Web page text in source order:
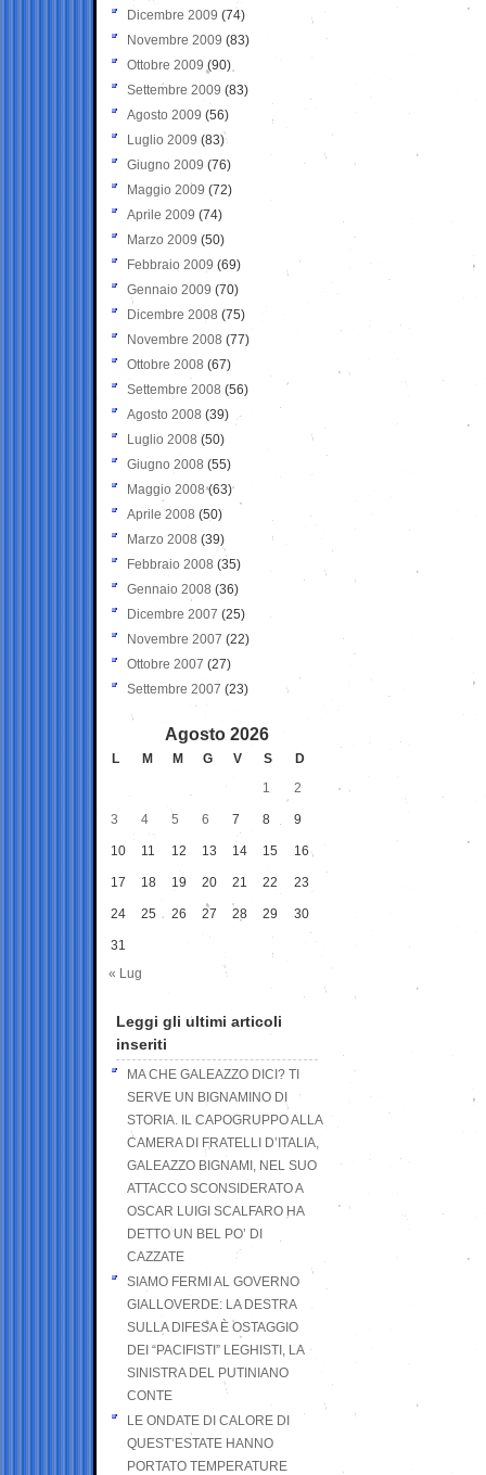
Dicembre 2009 (74)
Novembre 2009 (83)
Ottobre 2009 (90)
Settembre 2009 (83)
Agosto 2009 (56)
Luglio 2009 (83)
Giugno 2009 (76)
Maggio 2009 (72)
Aprile 2009 (74)
Marzo 2009 (50)
Febbraio 2009 (69)
Gennaio 2009 (70)
Dicembre 2008 (75)
Novembre 2008 (77)
Ottobre 2008 (67)
Settembre 2008 (56)
Agosto 2008 (39)
Luglio 2008 (50)
Giugno 2008 (55)
Maggio 2008(63)
Aprile 2008 (50)
Marzo 2008 (39)
Febbraio 2008 (35)
Gennaio 2008 (36)
Dicembre 2007 (25)
Novembre 2007 (22)
Ottobre 2007 (27)
Settembre 2007 (23)
Agosto 2026
L M M G V S
D
1
2
3 4 5 6 7 8 9
10 11 12 13 14 15 16
17 18 19 20 21 22 23
24 25 26 27 28 29 30
31
« Lug
Leggi gli ultimi articoli
inseriti
MA CHE GALEAZZO DICI? TI
SERVE UN BIGNAMINO DI
STORIA. IL CAPOGRUPPO ALLA
CAMERA DI FRATELLI D’ITALIA,
GALEAZZO BIGNAMI, NEL SUO
ATTACCO SCONSIDERATO A
OSCAR LUIGI SCALFARO HA
DETTO UN BEL PO’ DI
CAZZATE
SIAMO FERMI AL GOVERNO
GIALLOVERDE: LA DESTRA
SULLA DIFESA È OSTAGGIO
DEI “PACIFISTI” LEGHISTI, LA
SINISTRA DEL PUTINIANO
CONTE
LE ONDATE DI CALORE DI
QUEST’ESTATE HANNO
PORTATO TEMPERATURE